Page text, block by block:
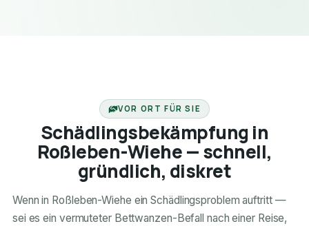
VOR ORT FÜR SIE
Schädlingsbekämpfung in
Roßleben-Wiehe — schnell,
gründlich, diskret
Wenn in Roßleben-Wiehe ein Schädlingsproblem auftritt —
sei es ein vermuteter Bettwanzen-Befall nach einer Reise,